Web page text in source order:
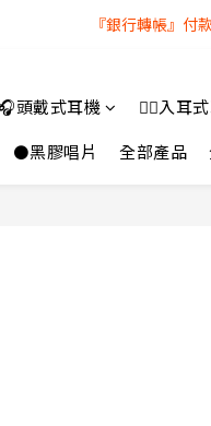
全店購物滿
『銀行轉帳』付
頭戴式耳機 👂🏻入耳
⚫黑膠唱片
全部產品